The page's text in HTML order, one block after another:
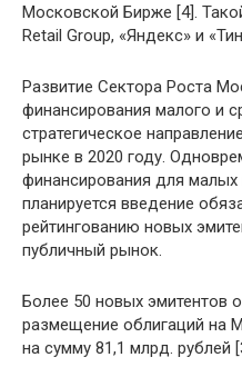
Московской Бирже [4].
Retail Group, «Яндекс» и
Развитие Сектора Роста
финансирования малого и
стратегическое
рынке в 2020 году.
финансирования для малых
планируется введение
рейтингованию новых
публичный рынок.
Более 50 новых эмитентов
размещение облигаций на
на сумму 81,1 млрд. рублей